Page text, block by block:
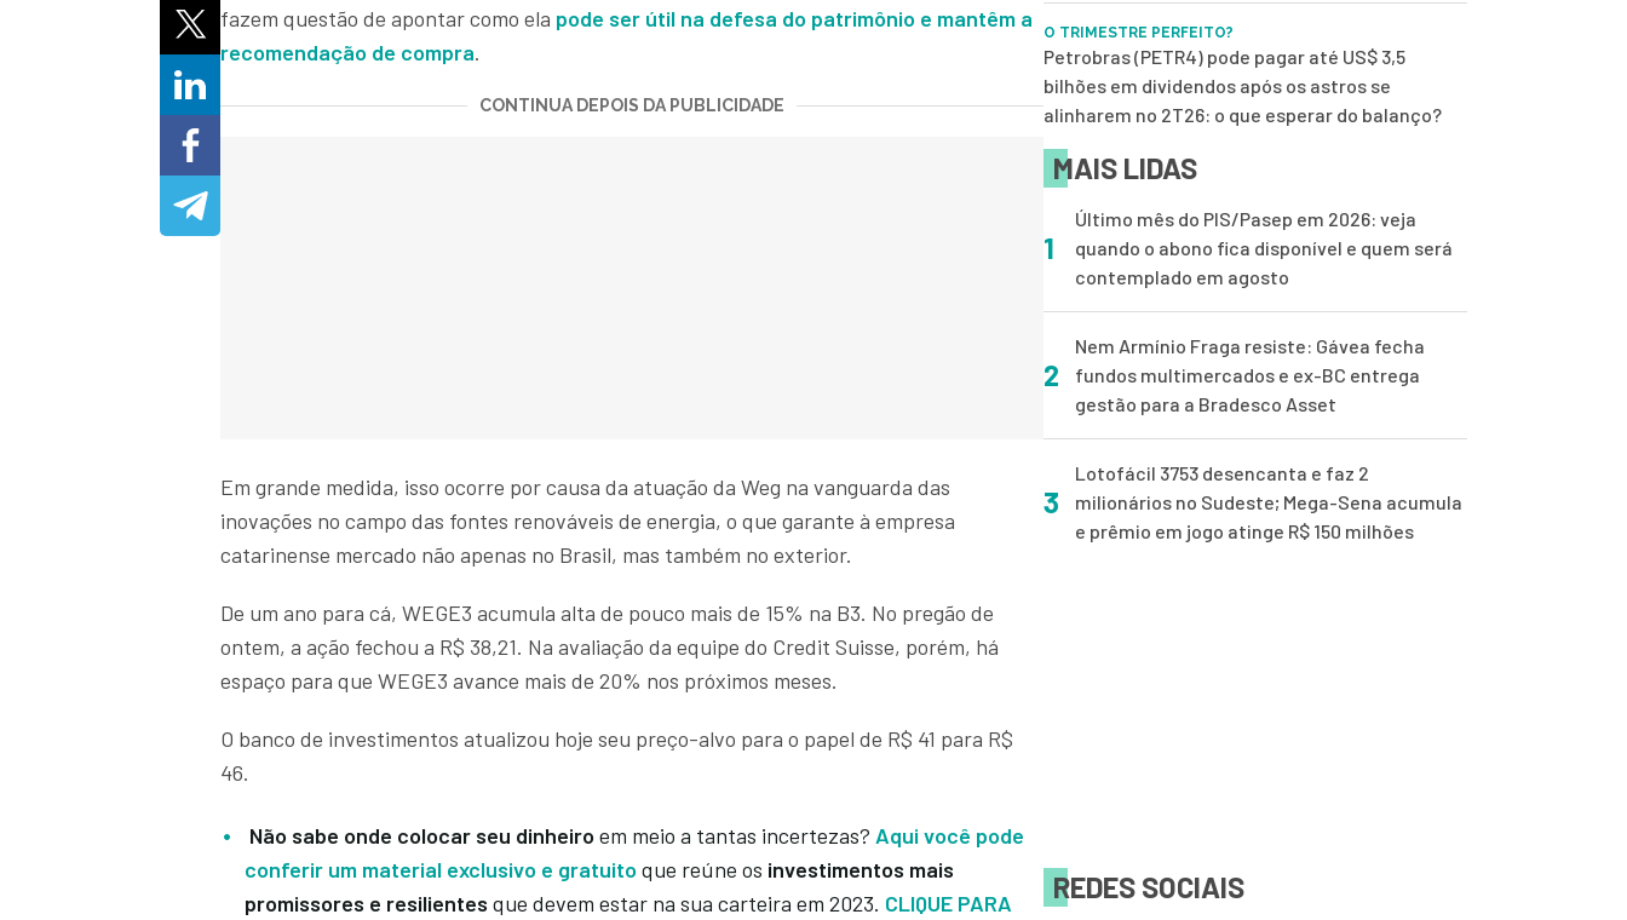
fazem questão de apontar como ela pode ser útil na defesa do patrimônio e mantêm a
recomendação de compra.
CONTINUA DEPOIS DA PUBLICIDADE
Em grande medida, isso ocorre por causa da atuação da Weg na vanguarda das
inovações no campo das fontes renováveis de energia, o que garante à empresa
catarinense mercado não apenas no Brasil, mas também no exterior.
De um ano para cá, WEGE3 acumula alta de pouco mais de 15% na B3. No pregão de
ontem, a ação fechou a R$ 38,21. Na avaliação da equipe do Credit Suisse, porém, há
espaço para que WEGE3 avance mais de 20% nos próximos meses.
O banco de investimentos atualizou hoje seu preço-alvo para o papel de R$ 41 para R$
46.
Não sabe onde colocar seu dinheiro em meio a tantas incertezas? Aqui você pode
conferir um material exclusivo e gratuito que reúne os investimentos mais
promissores e resilientes que devem estar na sua carteira em 2023. CLIQUE PARA
O TRIMESTRE PERFEITO?
Petrobras (PETR4) pode pagar até US$ 3,5
bilhões em dividendos após os astros se
alinharem no 2T26: o que esperar do balanço?
MAIS LIDAS
1
Último mês do PIS/Pasep em 2026: veja
quando o abono fica disponível e quem será
contemplado em agosto
2
Nem Armínio Fraga resiste: Gávea fecha
fundos multimercados e ex-BC entrega
gestão para a Bradesco Asset
3
Lotofácil 3753 desencanta e faz 2
milionários no Sudeste; Mega-Sena acumula
e prêmio em jogo atinge R$ 150 milhões
REDES SOCIAIS